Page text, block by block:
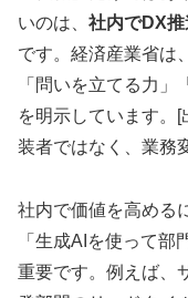
いのは、 社内でDX
です。経済産業省は
「問いを立てる力」
を明示しています。
装者ではなく、業務
社内で価値を高める
「生成AIを使って
重要です。例えば、